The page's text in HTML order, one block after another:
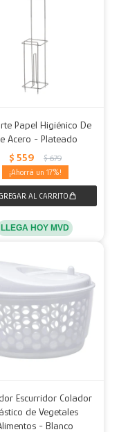
Papel Higiénico De
Acero - Plateado
$ 559 $ 679
17
LLEGA HOY MVD
Escurridor Colador
de Vegetales
- Blanco